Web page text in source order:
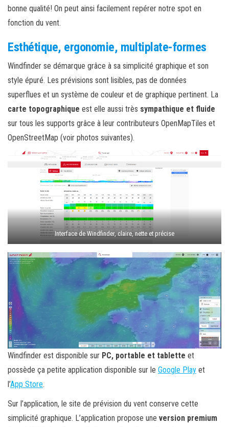
bonne qualité! On peut ainsi facilement repérer notre spot en
fonction du vent.
Esthétique, ergonomie, multiplate-formes
Windfinder se démarque grâce à sa simplicité graphique et son
style épuré. Les prévisions sont lisibles, pas de données
superflues et un système de couleur et de graphique pertinent. La
carte topographique est elle aussi très sympathique et fluide
sur tous les supports grâce à leur contributeurs OpenMapTiles et
OpenStreetMap (voir photos suivantes).
Interface de Windfinder, claire, nette et précise
Windfinder est disponible sur PC, portable et tablette et
possède ça petite application disponible sur le Google Play et
l’App Store.
Sur l’application, le site de prévision du vent conserve cette
simplicité graphique. L’application propose une version premium